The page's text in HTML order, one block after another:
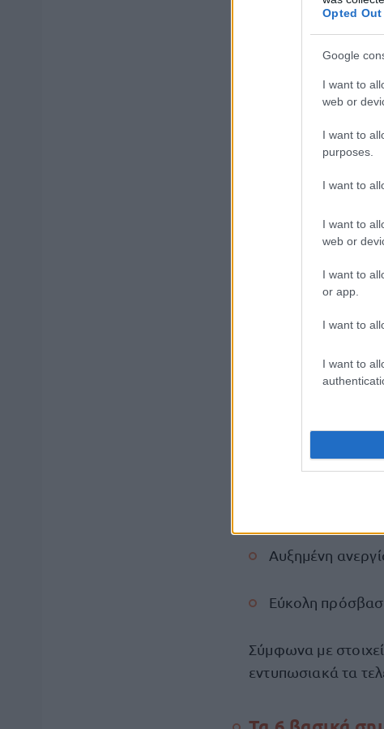
Opted Out
Google
I want to
web or
I want to
purposes.
I want to
I want to
web or
I want to
or app.
I want to
I want to
Η παγίδα με
Σε πολλές
Συχνές
«Εκπαιδευτικά
Κόστος για
Συνεντεύξεις
Όπως αναφέρουν
Η έξαρση
Άνοδο της
Αυξημένη
Εύκολη
Σύμφωνα με
εντυπωσιακά τα